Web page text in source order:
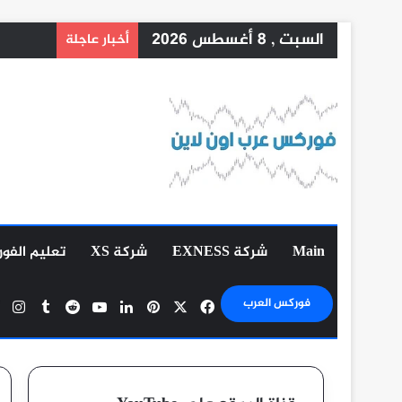
السبت , 8 أغسطس 2026 أخبار عاجلة
Main شركة EXNESS شركة XS تعليم
فوركس العرب فيسبوكبينتيريست
لينكدإن‫YouTube